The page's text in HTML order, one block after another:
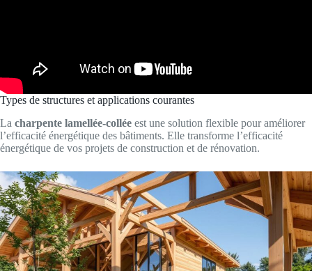
Types de structures et applications courantes
La charpente lamellée-collée est une solution flexible pour améliorer
l’efficacité énergétique des bâtiments. Elle transforme l’efficacité
énergétique de vos projets de construction et de rénovation.